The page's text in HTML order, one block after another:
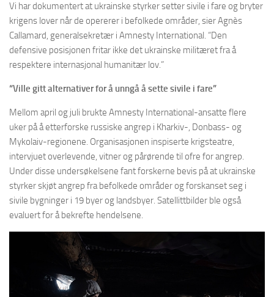
Vi har dokumentert at ukrainske styrker setter sivile i fare og bryter
krigens lover når de opererer i befolkede områder, sier Agnès
Callamard, generalsekretær i Amnesty International. “Den
defensive posisjonen fritar ikke det ukrainske militæret fra å
respektere internasjonal humanitær lov.”
“Ville gitt alternativer for å unngå å sette sivile i fare”
Mellom april og juli brukte Amnesty International-ansatte flere
uker på å etterforske russiske angrep i Kharkiv-, Donbass- og
Mykolaiv-regionene. Organisasjonen inspiserte krigsteatre,
intervjuet overlevende, vitner og pårørende til ofre for angrep.
Under disse undersøkelsene fant forskerne bevis på at ukrainske
styrker skjøt angrep fra befolkede områder og forskanset seg i
sivile bygninger i 19 byer og landsbyer. Satellittbilder ble også
evaluert for å bekrefte hendelsene.